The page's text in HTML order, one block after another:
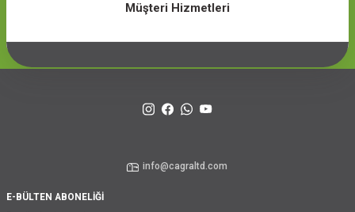
Müşteri Hizmetleri
info@cagraltd.com
E-BÜLTEN ABONELİĞİ